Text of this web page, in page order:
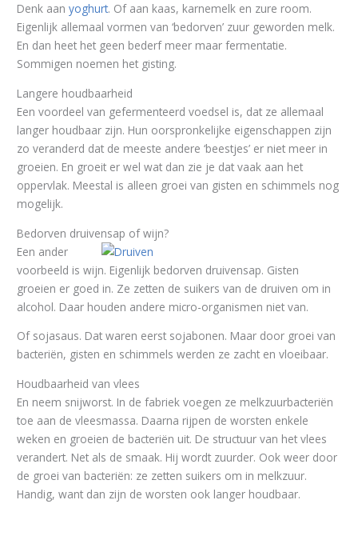
Denk aanyoghurt. Of aan kaas, karnemelk en zure room.
Eigenlijk allemaal vormen van ‘bedorven’ zuur geworden melk.
En dan heet het geen bederf meer maar fermentatie.
Sommigen noemen het gisting.
Langere houdbaarheid
Een voordeel van gefermenteerd voedsel is, dat ze allemaal
langer houdbaar zijn. Hun oorspronkelijke eigenschappen zijn
zo veranderd dat de meeste andere ‘beestjes’ er niet meer in
groeien. En groeit er wel wat dan zie je dat vaak aan het
oppervlak. Meestal is alleen groei van gisten en schimmels nog
mogelijk.
Bedorven druivensap of wijn?
Een ander
voorbeeld is wijn. Eigenlijk bedorven druivensap. Gisten
groeien er goed in. Ze zetten de suikers van de druiven om in
alcohol. Daar houden andere micro-organismen niet van.
Of sojasaus. Dat waren eerst sojabonen. Maar door groei van
bacteriën, gisten en schimmels werden ze zacht en vloeibaar.
Houdbaarheid van vlees
En neem snijworst. In de fabriek voegen ze melkzuurbacteriën
toe aan de vleesmassa. Daarna rijpen de worsten enkele
weken en groeien de bacteriën uit. De structuur van het vlees
verandert. Net als de smaak. Hij wordt zuurder. Ook weer door
de groei van bacteriën: ze zetten suikers om in melkzuur.
Handig, want dan zijn de worsten ook langer houdbaar.